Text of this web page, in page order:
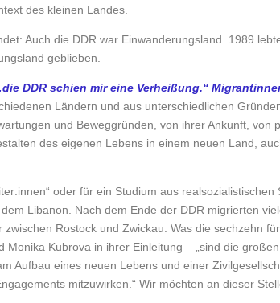
des kleinen Landes.
Auch die DDR war Einwanderungsland. 1989
geblieben.
DDR schien mir eine Verheißung.“
Ländern und aus unterschiedlichen
und Beweggründen, von ihrer Ankunft,
des eigenen Lebens in einem neuen Land,
oder für ein Studium aus
Libanon. Nach dem Ende der DDR migrierten
Rostock und Zwickau. Was die sechzehn
Monika Kubrova in ihrer Einleitung – „sind die
Aufbau eines neuen Lebens und einer
mitzuwirken.“ Wir möchten an dieser